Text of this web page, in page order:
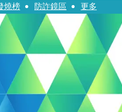
燒榜 防詐鏡區 更多